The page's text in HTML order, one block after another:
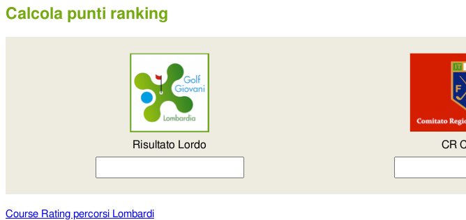
Calcola punti ranking
Risultato Lordo CR
Course Rating percorsi Lombardi